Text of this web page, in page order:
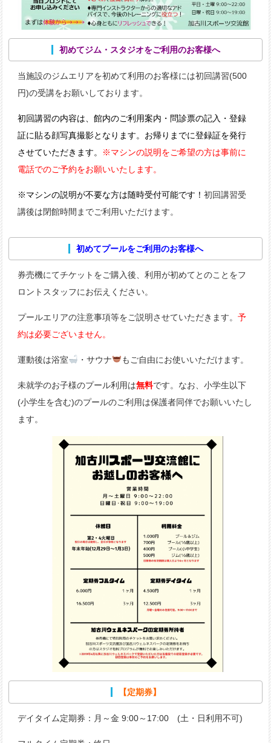
初めてジム・スタジオをご利用のお客様へ
当施設のジムエリアを初めて利用のお客様には初回講習(500
円)の受講をお願いしております。
初回講習の内容は、館内のご利用案内・問診票の記入・登録
証に貼る顔写真撮影となります。お帰りまでに登録証を発行
させていただきます。 ※マシンの説明をご希望の方は事前に
電話でのご予約をお願いいたします。
※マシンの説明が不要な方は随時受付可能です！初回講習受
講後は閉館時間までご利用いただけます。
初めてプールをご利用のお客様へ
券売機にてチケットをご購入後、利用が初めてとのことをフ
ロントスタッフにお伝えください。
プールエリアの注意事項等をご説明させていただきます。予
約は必要ございません。
運動後は浴室 ・サウナ もご自由にお使いいただけます。
未就学のお子様のプール利用は無料です。なお、小学生以下
(小学生を含む)のプールのご利用は保護者同伴でお願いいたし
ます。
【定期券】
デイタイム定期券：月～金 9:00～17:00 (土・日利用不可)